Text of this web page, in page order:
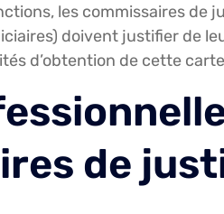
les commissaires
doivent justifier de
d’obtention de cette
de